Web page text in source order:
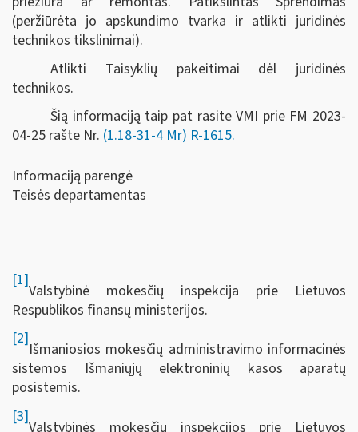
(peržiūrėta jo apskundimo tvarka ir atlikti juridinės
technikos tikslinimai).
Atlikti Taisyklių pakeitimai dėl juridinės
technikos.
Šią informaciją taip pat rasite VMI prie FM 2023-
04-25 rašte Nr. (1.18-31-4 Mr) R-1615.
Informaciją parengė
Teisės departamentas
[1]
Valstybinė mokesčių inspekcija prie Lietuvos
Respublikos finansų ministerijos.
[2]
Išmaniosios mokesčių administravimo informacinės
sistemos Išmaniųjų elektroninių kasos aparatų
posistemis.
[3]
Valstybinės mokesčių inspekcijos prie Lietuvos